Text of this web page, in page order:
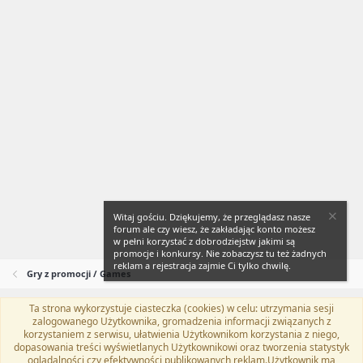
Gry z promocji / Games
Flat Awesome + (Parent DO NOT EDIT)
Polski (PL)
Kontakt
Regulamin Polityka prywatności Pomoc
TwitterKontakt
RSS
Witaj gościu. Dziękujemy, że przeglądasz nasze
forum ale czy wiesz, że zakładając konto możesz
w pełni korzystać z dobrodziejstw jakimi są
promocje i konkursy. Nie zobaczysz tu też żadnych
reklam a rejestracja zajmie Ci tylko chwilę.
Ta strona wykorzystuje ciasteczka (cookies) w celu: utrzymania sesji
zalogowanego Użytkownika, gromadzenia informacji związanych z
korzystaniem z serwisu, ułatwienia Użytkownikom korzystania z niego,
dopasowania treści wyświetlanych Użytkownikowi oraz tworzenia statystyk
oglądalności czy efektywności publikowanych reklam.Użytkownik ma